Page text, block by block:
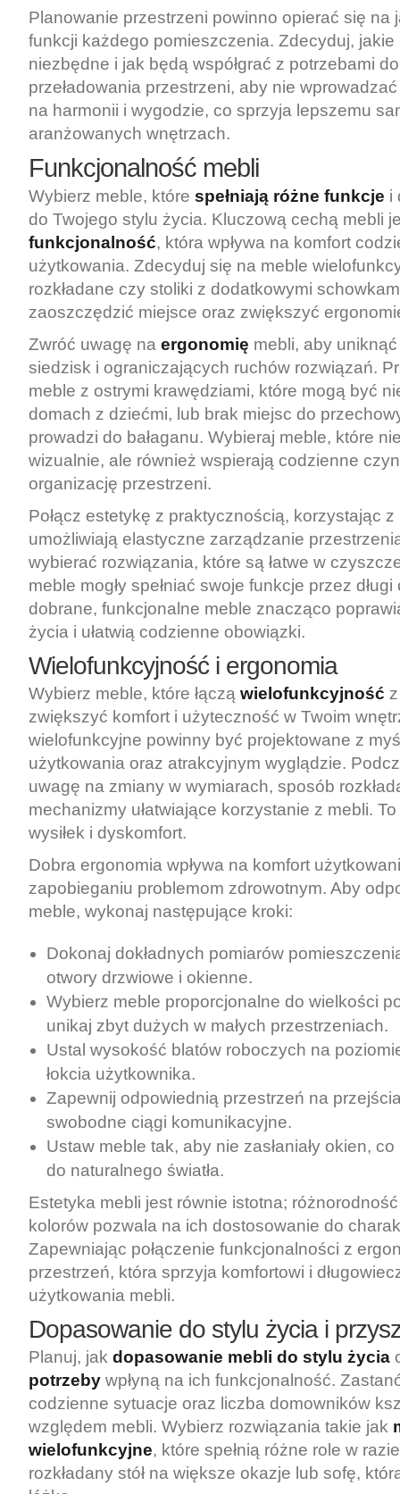
Planowanie przestrzeni powinno opierać się na
funkcji każdego pomieszczenia. Zdecyduj, jakie
niezbędne i jak będą współgrać z potrzebami
przeładowania przestrzeni, aby nie
na harmonii i wygodzie, co sprzyja lepszemu
aranżowanych wnętrzach.
Funkcjonalność mebli
Wybierz meble, które spełniają różne funkcje i
do Twojego stylu życia. Kluczową cechą mebli
funkcjonalność, która wpływa na komfort
użytkowania. Zdecyduj się na meble
rozkładane czy stoliki z dodatkowymi
zaoszczędzić miejsce oraz zwiększyć
Zwróć uwagę na ergonomię mebli, aby
siedzisk i ograniczających ruchów rozwiązań.
meble z ostrymi krawędziami, które mogą być
domach z dziećmi, lub brak miejsc do
prowadzi do bałaganu. Wybieraj meble, które
wizualnie, ale również wspierają codzienne
organizację przestrzeni.
Połącz estetykę z praktycznością, korzystając z
umożliwiają elastyczne zarządzanie
wybierać rozwiązania, które są łatwe w
meble mogły spełniać swoje funkcje przez
dobrane, funkcjonalne meble znacząco
życia i ułatwią codzienne obowiązki.
Wielofunkcyjność i ergonomia
Wybierz meble, które łączą wielofunkcyjność
zwiększyć komfort i użyteczność w Twoim
wielofunkcyjne powinny być projektowane z
użytkowania oraz atrakcyjnym wyglądzie.
uwagę na zmiany w wymiarach, sposób
mechanizmy ułatwiające korzystanie z mebli.
wysiłek i dyskomfort.
Dobra ergonomia wpływa na komfort
zapobieganiu problemom zdrowotnym. Aby
meble, wykonaj następujące kroki:
Dokonaj dokładnych pomiarów
otwory drzwiowe i okienne.
Wybierz meble proporcjonalne do wielkości
unikaj zbyt dużych w małych przestrzeniach.
Ustal wysokość blatów roboczych na
łokcia użytkownika.
Zapewnij odpowiednią przestrzeń na
swobodne ciągi komunikacyjne.
Ustaw meble tak, aby nie zasłaniały okien,
do naturalnego światła.
Estetyka mebli jest równie istotna;
kolorów pozwala na ich dostosowanie do
Zapewniając połączenie funkcjonalności z
przestrzeń, która sprzyja komfortowi i
użytkowania mebli.
Dopasowanie do stylu życia i
Planuj, jak dopasowanie mebli do stylu życia
potrzeby wpłyną na ich funkcjonalność.
codzienne sytuacje oraz liczba domowników
względem mebli. Wybierz rozwiązania takie jak
wielofunkcyjne, które spełnią różne role w
rozkładany stół na większe okazje lub sofę,